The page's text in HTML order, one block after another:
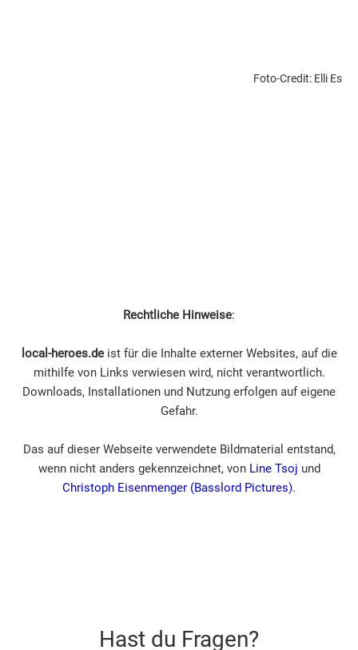
Foto-Credit: Elli Es
Rechtliche Hinweise:
local-heroes.deist für die Inhalte externer Websites, auf die
mithilfe von Links verwiesen wird, nicht verantwortlich.
Downloads, Installationen und Nutzung erfolgen auf eigene
Gefahr.
Das auf dieser Webseite verwendete Bildmaterial entstand,
wenn nicht anders gekennzeichnet, von Line Tsoj und
Christoph Eisenmenger (Basslord Pictures).
Hast du Fragen?